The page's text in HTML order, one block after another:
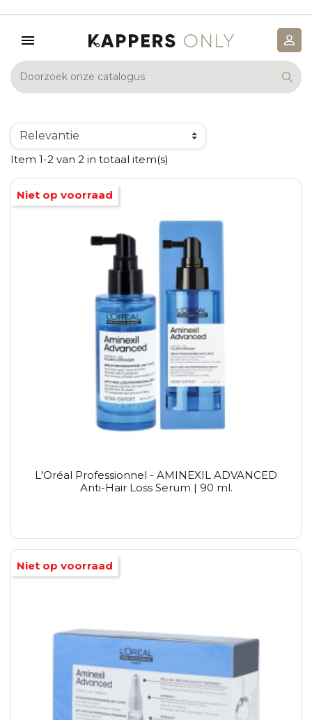
Item 1-2 van 2 in totaal item(s)
L'Oréal Professionnel - AMINEXIL ADVANCED
Anti-Hair Loss Serum | 90 ml.
Niet op voorraad
Niet op voorraad